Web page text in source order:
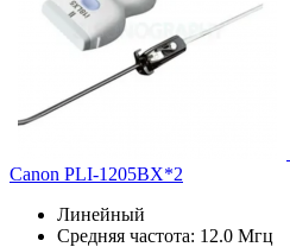
Canon PLI-1205BX*2
Линейный
Средняя частота: 12.0 Мгц